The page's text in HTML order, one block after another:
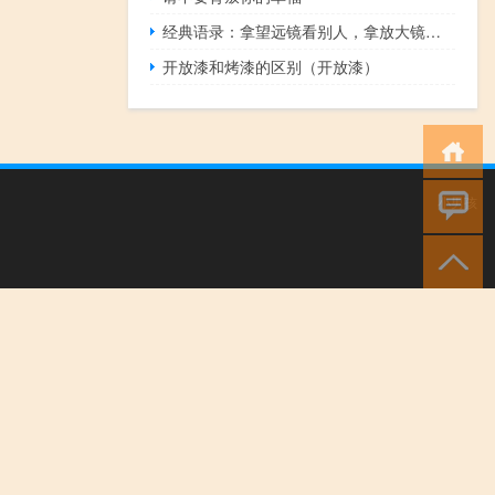
经典语录：拿望远镜看别人，拿放大镜看自己
开放漆和烤漆的区别（开放漆）
小男孩